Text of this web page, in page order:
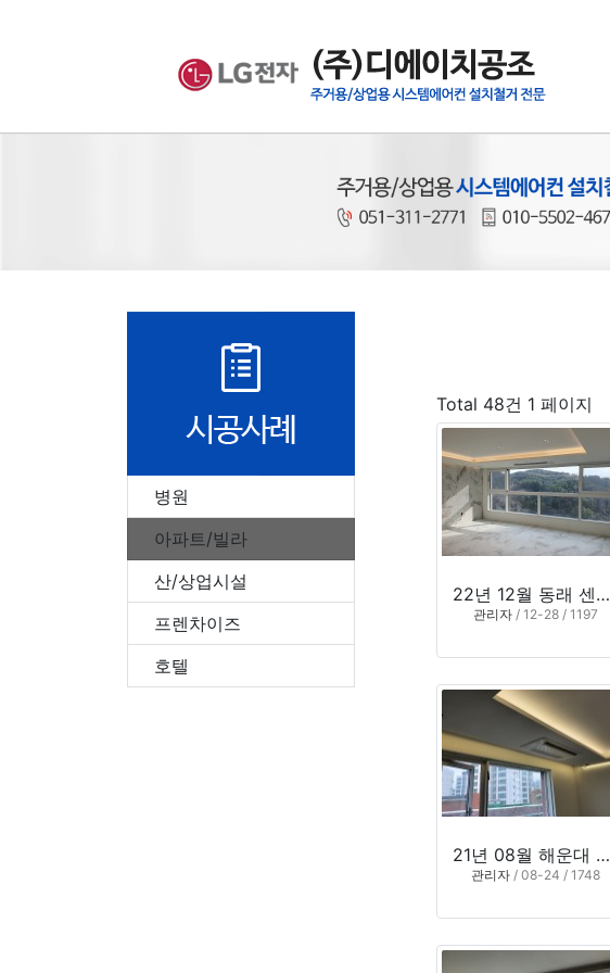
병원
아파트/빌라
산/상업시설
프렌차이즈
호텔
Total 48건 1 페이지
22년 12월 동래 센트럴파크하이츠 (부산 동래구 명륜동)
관리자 / 12-28 / 1197
21년 08월 해운대 아남하이츠 4차 (부산 해운대구 중동)
관리자 / 08-24 / 1748